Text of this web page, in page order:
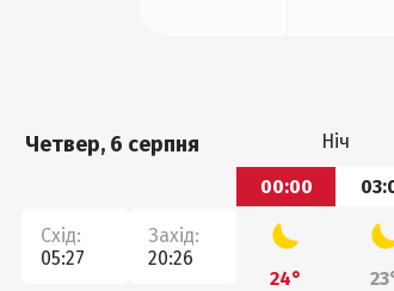
Четвер, 6 серпня
Схід:
05:27
Захід:
20:26
Ніч
00:00
24°